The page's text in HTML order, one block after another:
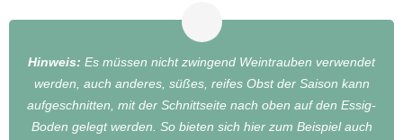
Hinweis: Es müssen nicht zwingend Weintrauben verwendet
werden, auch anderes, süßes, reifes Obst der Saison kann
aufgeschnitten, mit der Schnittseite nach oben auf den Essig-
Boden gelegt werden. So bieten sich hier zum Beispiel auch